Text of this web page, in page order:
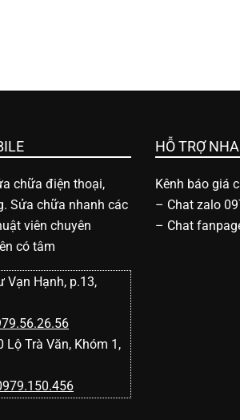
chữa điện thoại,
Sửa chữa nhanh các
viên chuyên
có tâm
Vạn Hạnh, p.13,
Lộ Trà Văn, Khóm 1,
HỖ TRỢ
Kênh báo giá
– Chat zalo
– Chat